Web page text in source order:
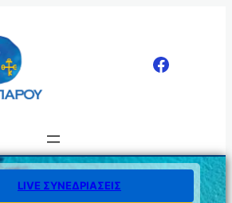
LIVE ΣΥΝΕΔΡΙΑΣΕΙΣ